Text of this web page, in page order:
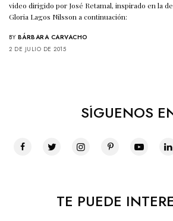
video dirigido por José Retamal, inspirado en la
Gloria Lagos Nilsson a continuación:
BY BÁRBARA CARVACHO
2 DE JULIO DE 2015
SÍGUENOS
TE PUEDE